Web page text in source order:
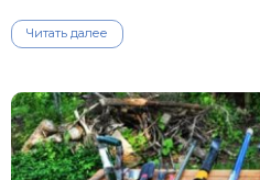
Читать далее